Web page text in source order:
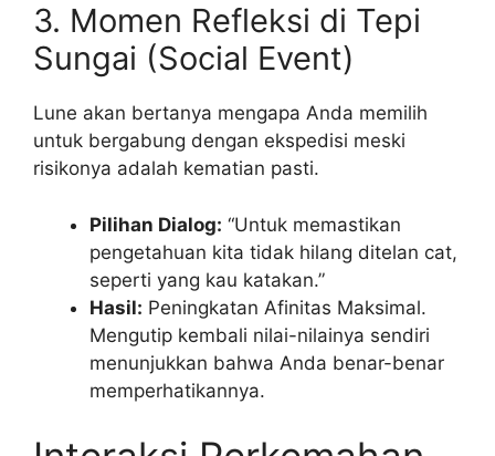
3. Momen Refleksi di Tepi
Sungai (Social Event)
Lune akan bertanya mengapa Anda memilih
untuk bergabung dengan ekspedisi meski
risikonya adalah kematian pasti.
Pilihan Dialog: “Untuk memastikan
pengetahuan kita tidak hilang ditelan cat,
seperti yang kau katakan.”
Hasil: Peningkatan Afinitas Maksimal.
Mengutip kembali nilai-nilainya sendiri
menunjukkan bahwa Anda benar-benar
memperhatikannya.